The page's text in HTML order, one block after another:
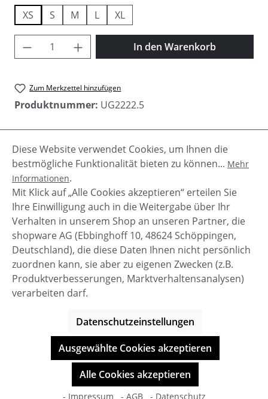
XS
S M L XL
Produkt Anzahl: Gib den gewünschten
In den Warenkorb
Zum Merkzettel hinzufügen
Produktnummer: UG2222.5
Beschreibung
Die Jogg Hose Daniella von UGG ist ein tolle Jogging
Hose in einer frischen Sommer Farbe.Kombinier Sie
mit dem passenden Swe…Mehr
Service-Hotline
Informationen
© BOOTBAY-n-others
Alle Preise inkl. gesetzl. Mehrwertsteuer zzgl.
Versandkosten
Diese Website verwendet Cookies, um Ihnen die
bestmögliche Funktionalität bieten zu können... Mehr
Informationen.
Mit Klick auf „Alle Cookies akzeptieren“ erteilen Sie
Ihre Einwilligung auch in die Weitergabe über Ihr
Verhalten in unserem Shop an unseren Partner, die
shopware AG (Ebbinghoff 10, 48624 Schöppingen,
Deutschland), die diese Daten Ihnen nicht persönlich
zuordnen kann, sie aber zu eigenen Zwecken (z.B.
Produktverbesserungen, Marktverhaltensanalysen)
verarbeiten darf.
Datenschutzeinstellungen
Ausgewählte Cookies akzeptieren
Alle Cookies akzeptieren
- Impressum - AGB - Datenschutz